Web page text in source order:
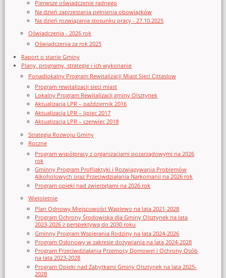
Pierwsze oświadczenie radnego
Na dzień zaprzestania pełnienia obowiązków
Na dzień rozwiązania stosunku pracy - 27.10.2025
Oświadczenia - 2026 rok
Oświadczenia za rok 2025
Raport o stanie Gminy
Plany, programy, strategie i ich wykonanie
Ponadlokalny Program Rewitalizacji Miast Sieci Cittaslow
Program rewitalizacji sieci miast
Lokalny Program Rewitalizacji gminy Olsztynek
Aktualizacja LPR – październik 2016
Aktualizacja LPR – lipiec 2017
Aktualizacja LPR – czerwiec 2018
Strategia Rozwoju Gminy
Roczne
Program współpracy z organizacjami pozarządowymi na 2026
rok
Gminny Program Profilaktyki i Rozwiązywania Problemów
Alkoholowych oraz Przeciwdziałania Narkomanii na 2026 rok
Program opieki nad zwierzętami na 2026 rok
Wieloletnie
Plan Odnowy Miejscowości Waplewo na lata 2021-2028
Program Ochrony Środowiska dla Gminy Olsztynek na lata
2023-2026 z perspektywą do 2030 roku
Gminny Program Wspierania Rodziny na lata 2024-2026
Program Osłonowy w zakresie dożywiania na lata 2024-2028
Program Przeciwdziałania Przemocy Domowej i Ochrony Osób
na lata 2023-2028
Program Opieki nad Zabytkami Gminy Olsztynek na lata 2025-
2028